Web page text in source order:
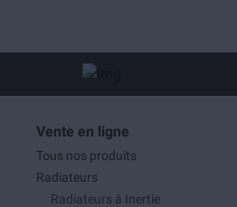
Vente en ligne
Tous nos produits
Radiateurs
Radiateurs à Inertie